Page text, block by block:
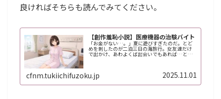
良ければそちらも読んでみてください。
【創作羞恥小説】医療機器の治験バイト
「お金がない…。」夏に遊びすぎたのだ。とど
めを刺したのが二泊三日の海旅行。女友達だけ
で出かけ、あわよくば出会いでもあれば…と淡
cfnm.tukiichifuzoku.jp 2025.11.01